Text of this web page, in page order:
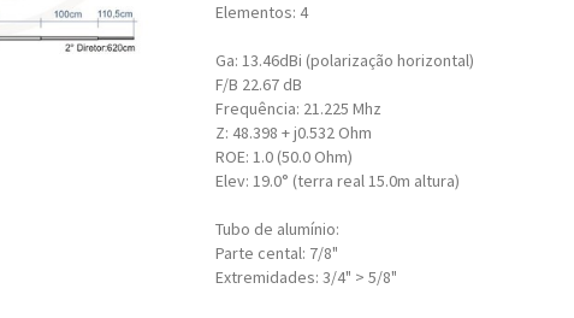
Elementos: 4
Ga: 13.46dBi (polarização horizontal)
F/B 22.67 dB
Frequência: 21.225 Mhz
Z: 48.398 + j0.532 Ohm
ROE: 1.0 (50.0 Ohm)
Elev: 19.0° (terra real 15.0m altura)
Tubo de alumínio:
Parte cental: 7/8"
Extremidades: 3/4" > 5/8"